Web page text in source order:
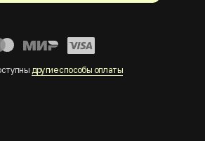
другие способы оплаты